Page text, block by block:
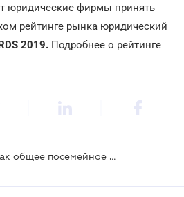
юридические фирмы принять
рейтинге рынка юридический
2019. Подробнее о рейтинге
Гетманцев разъяснил, как общее посемейное декларирование поможет укранцам сэкономить